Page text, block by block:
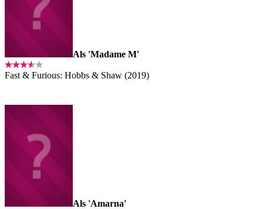
Als 'Madame M'
Fast & Furious: Hobbs & Shaw (2019)
Als 'Amarna'